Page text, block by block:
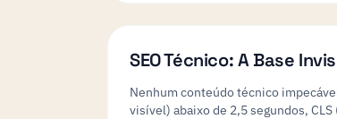
SEO Técnico: A Base
Nenhum conteúdo técnico
visível) abaixo de 2,5 segundos,